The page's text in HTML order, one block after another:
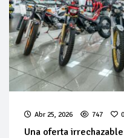
Abr 25, 2026 747 0
Una oferta